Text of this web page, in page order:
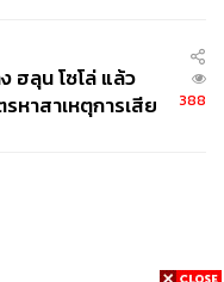
ฮลุน โซโล่ แล้ว
หาสาเหตุการเสีย
388